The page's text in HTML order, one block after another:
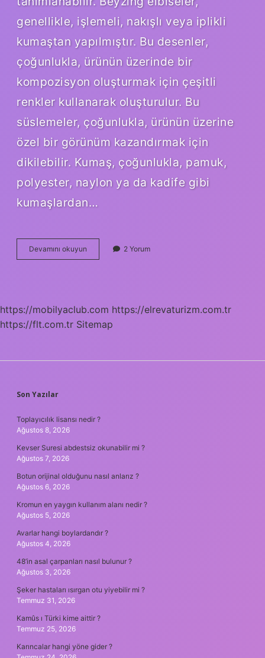
genellikle, işlemeli, nakışlı veya iplikli
kumaştan yapılmıştır. Bu desenler,
çoğunlukla, ürünün üzerinde bir
kompozisyon oluşturmak için çeşitli
renkler kullanarak oluşturulur. Bu
süslemeler, çoğunlukla, ürünün üzerine
özel bir görünüm kazandırmak için
dikilebilir. Kumaş, çoğunlukla, pamuk,
polyester, naylon ya da kadife gibi
kumaşlardan…
Devamını okuyun Beyzing
elbise
2 Yorum
https://mobilyaclub.com https://elrevaturizm.com.tr
https://flt.com.tr Sitemap
SIDEBAR
Son Yazılar
Toplayıcılık lisansı nedir ?
Ağustos 8, 2026
Kevser Suresi abdestsiz okunabilir mi ?
Ağustos 7, 2026
Botun orijinal olduğunu nasıl anlarız ?
Ağustos 6, 2026
Kromun en yaygın kullanım alanı nedir ?
Ağustos 5, 2026
Avarlar hangi boylardandır ?
Ağustos 4, 2026
48’in asal çarpanları nasıl bulunur ?
Ağustos 3, 2026
Şeker hastaları ısırgan otu yiyebilir mi ?
Temmuz 31, 2026
Kamûs ı Türki kime aittir ?
Temmuz 25, 2026
Karıncalar hangi yöne gider ?